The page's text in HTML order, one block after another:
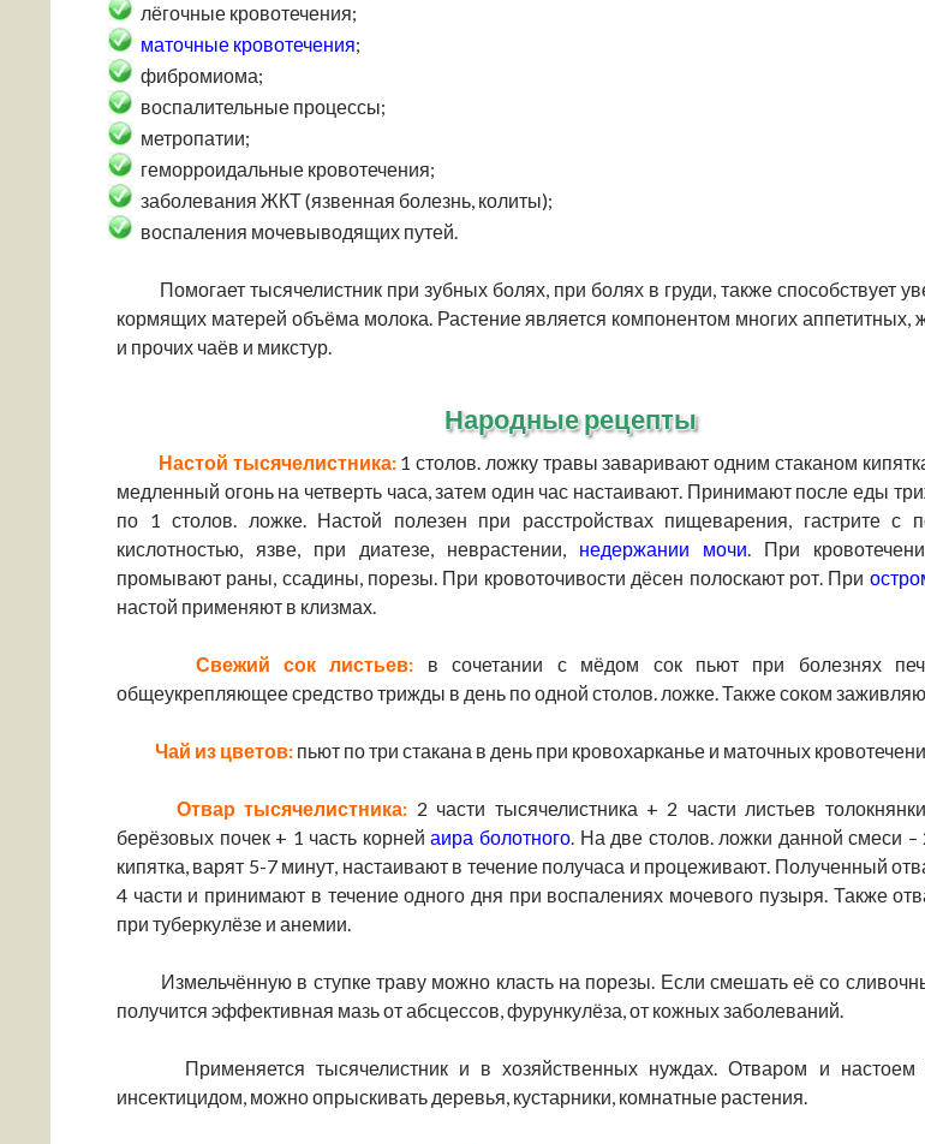
лёгочные кровотечения;
маточные кровотечения;
фибромиома;
воспалительные процессы;
метропатии;
геморроидальные кровотечения;
заболевания ЖКТ (язвенная болезнь, колиты);
воспаления мочевыводящих путей.
Помогает тысячелистник при зубных болях, при болях в груди, также способствует
кормящих матерей объёма молока. Растение является компонентом многих аппетитных,
и прочих чаёв и микстур.
Народные рецепты
Настой тысячелистника:1 столов. ложку травы заваривают одним стаканом
медленный огонь на четверть часа, затем один час настаивают. Принимают после еды
по 1 столов. ложке. Настой полезен при расстройствах пищеварения, гастрите с
кислотностью, язве, при диатезе, неврастении, недержании мочи. При
промывают раны, ссадины, порезы. При кровоточивости дёсен полоскают рот. При
настой применяют в клизмах.
Свежий сок листьев: в сочетании с мёдом сок пьют при болезнях
общеукрепляющее средство трижды в день по одной столов. ложке. Также соком
Чай из цветов: пьют по три стакана в день при кровохарканье и маточных
Отвар тысячелистника: 2 части тысячелистника + 2 части листьев
берёзовых почек + 1 часть корнейаира болотного. На две столов. ложки данной смеси –
кипятка, варят 5-7 минут, настаивают в течение получаса и процеживают. Полученный
4 части и принимают в течение одного дня при воспалениях мочевого пузыря. Также
при туберкулёзе и анемии.
Измельчённую в ступке траву можно класть на порезы. Если смешать её со
получится эффективная мазь от абсцессов, фурункулёза, от кожных заболеваний.
Применяется тысячелистник и в хозяйственных нуждах. Отваром и настоем
инсектицидом, можно опрыскивать деревья, кустарники, комнатные растения.